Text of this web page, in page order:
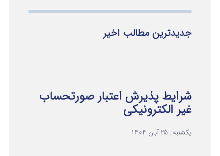
جدیدترین مطالب اخیر
شرایط پذیرش اعتبار صورتحساب
غیر الکترونیکی
یکشنبه , 25 آبان 1404